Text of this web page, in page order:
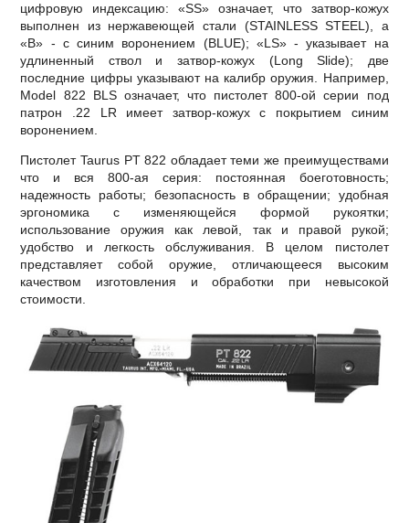
цифровую индексацию: «SS» означает, что затвор-кожух
выполнен из нержавеющей стали (STAINLESS STEEL), а
«B» - с синим воронением (BLUE); «LS» - указывает на
удлиненный ствол и затвор-кожух (Long Slide); две
последние цифры указывают на калибр оружия. Например,
Model 822 BLS означает, что пистолет 800-ой серии под
патрон .22 LR имеет затвор-кожух с покрытием синим
воронением.
Пистолет Taurus PT 822 обладает теми же преимуществами
что и вся 800-ая серия: постоянная боеготовность;
надежность работы; безопасность в обращении; удобная
эргономика с изменяющейся формой рукоятки;
использование оружия как левой, так и правой рукой;
удобство и легкость обслуживания. В целом пистолет
представляет собой оружие, отличающееся высоким
качеством изготовления и обработки при невысокой
стоимости.